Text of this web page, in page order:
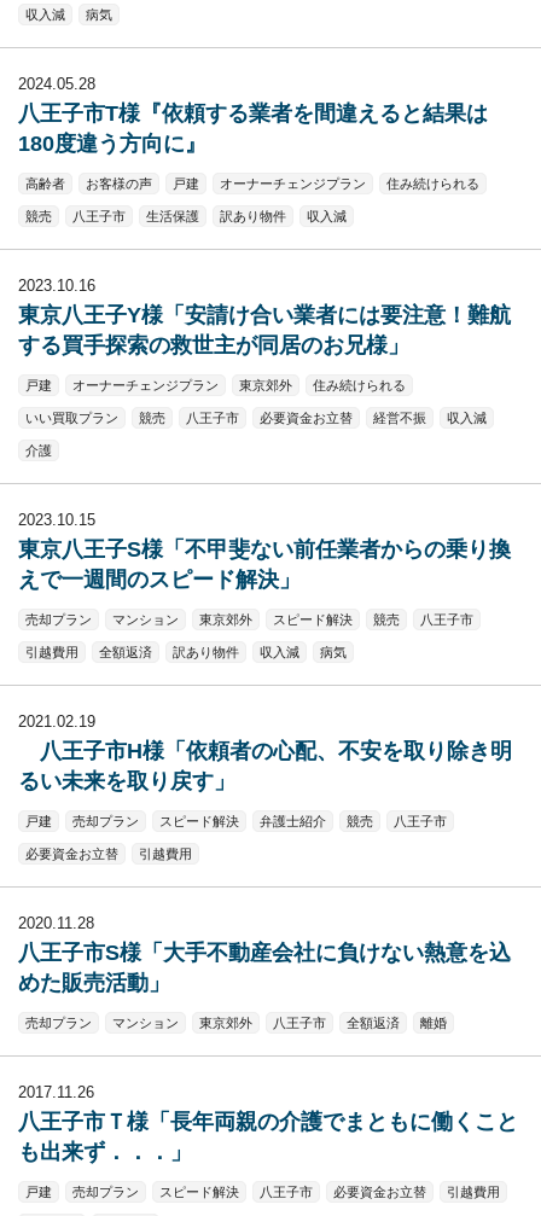
収入減 病気
2024.05.28
八王子市T様『依頼する業者を間違えると結果は
180度違う方向に』
高齢者 お客様の声 戸建 オーナーチェンジプラン 住み続けられる
競売 八王子市 生活保護 訳あり物件 収入減
2023.10.16
東京八王子Y様「安請け合い業者には要注意！難航
する買手探索の救世主が同居のお兄様」
戸建 オーナーチェンジプラン 東京郊外 住み続けられる
いい買取プラン 競売 八王子市 必要資金お立替 経営不振 収入減
介護
2023.10.15
東京八王子S様「不甲斐ない前任業者からの乗り換
えで一週間のスピード解決」
売却プラン マンション 東京郊外 スピード解決 競売 八王子市
引越費用 全額返済 訳あり物件 収入減 病気
2021.02.19
八王子市H様「依頼者の心配、不安を取り除き明
るい未来を取り戻す」
戸建 売却プラン スピード解決 弁護士紹介 競売 八王子市
必要資金お立替 引越費用
2020.11.28
八王子市S様「大手不動産会社に負けない熱意を込
めた販売活動」
売却プラン マンション 東京郊外 八王子市 全額返済 離婚
2017.11.26
八王子市Ｔ様「長年両親の介護でまともに働くこと
も出来ず．．．」
戸建 売却プラン スピード解決 八王子市 必要資金お立替 引越費用